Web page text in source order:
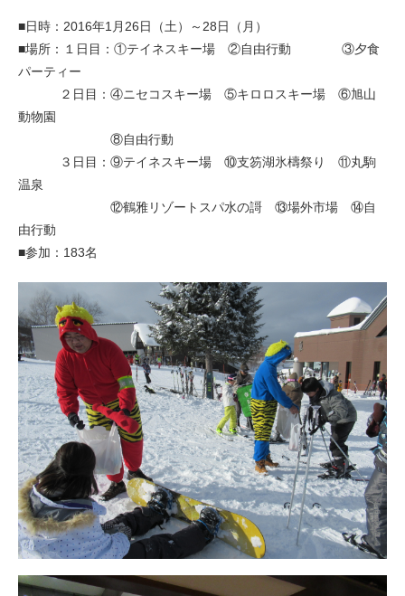
■日時：2016年1月26日（土）～28日（月）
■場所：１日目：①テイネスキー場 ②自由行動 ③夕食
パーティー
２日目：④ニセコスキー場 ⑤キロロスキー場 ⑥旭山
動物園
⑧自由行動
３日目：⑨テイネスキー場 ⑩支笏湖氷檮祭り ⑪丸駒
温泉
⑫鶴雅リゾートスパ水の謌 ⑬場外市場 ⑭自
由行動
■参加：183名